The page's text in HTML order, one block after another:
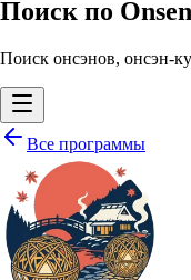
Поиск по
Поиск онсэнов, онсэн-
Все программы